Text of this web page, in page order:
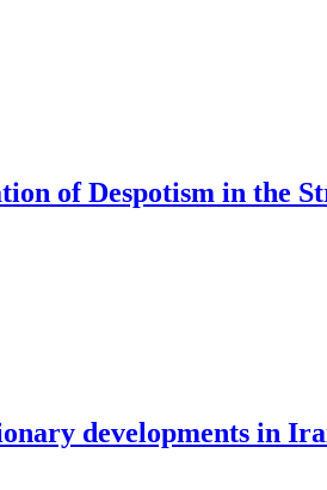
of Despotism in the
developments in